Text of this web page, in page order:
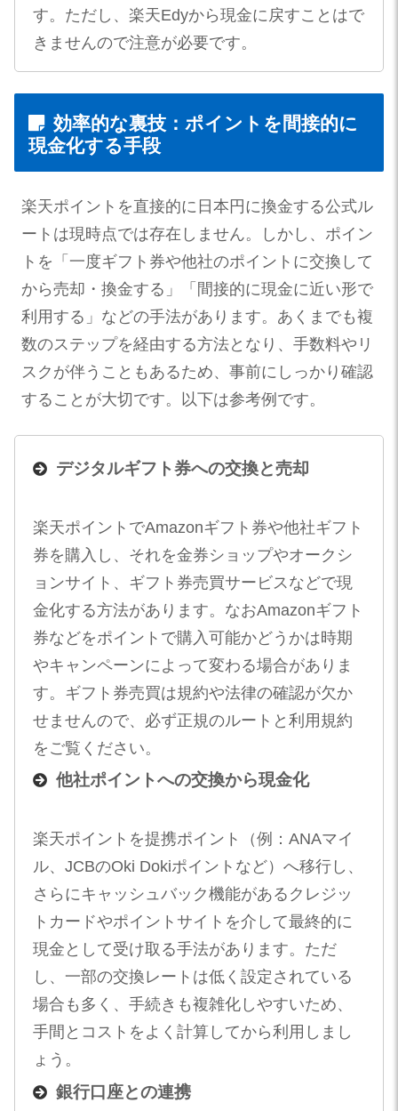
す。ただし、楽天Edyから現金に戻すことはで
きませんので注意が必要です。
効率的な裏技：ポイントを間接的に
現金化する手段
楽天ポイントを直接的に日本円に換金する公式ル
ートは現時点では存在しません。しかし、ポイン
トを「一度ギフト券や他社のポイントに交換して
から売却・換金する」「間接的に現金に近い形で
利用する」などの手法があります。あくまでも複
数のステップを経由する方法となり、手数料やリ
スクが伴うこともあるため、事前にしっかり確認
することが大切です。以下は参考例です。
デジタルギフト券への交換と売却
楽天ポイントでAmazonギフト券や他社ギフト
券を購入し、それを金券ショップやオークシ
ョンサイト、ギフト券売買サービスなどで現
金化する方法があります。なおAmazonギフト
券などをポイントで購入可能かどうかは時期
やキャンペーンによって変わる場合がありま
す。ギフト券売買は規約や法律の確認が欠か
せませんので、必ず正規のルートと利用規約
をご覧ください。
他社ポイントへの交換から現金化
楽天ポイントを提携ポイント（例：ANAマイ
ル、JCBのOki Dokiポイントなど）へ移行し、
さらにキャッシュバック機能があるクレジッ
トカードやポイントサイトを介して最終的に
現金として受け取る手法があります。ただ
し、一部の交換レートは低く設定されている
場合も多く、手続きも複雑化しやすいため、
手間とコストをよく計算してから利用しまし
ょう。
銀行口座との連携